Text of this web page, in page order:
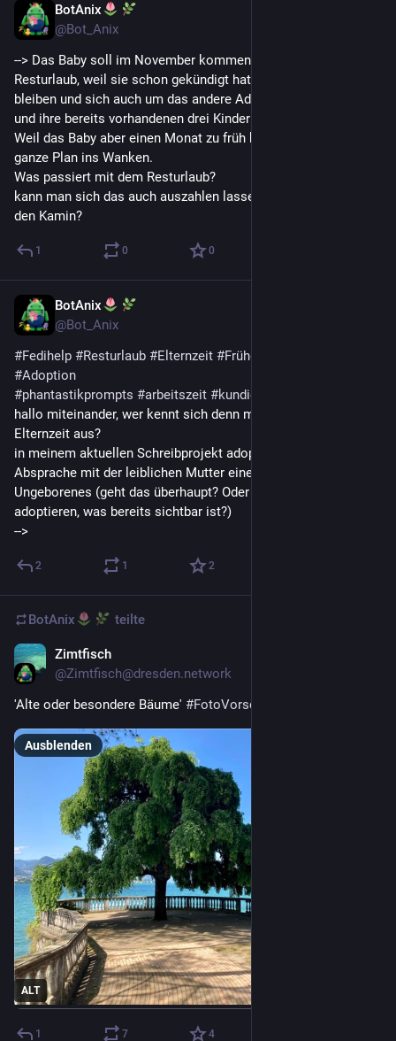
BotAnix
@Bot_Anix
--> Das Baby soll im November kommen und sie nimmt ihren
Resturlaub, weil sie schon gekündigt hat, um zuhause zu
bleiben und sich auch um das andere Adoptivschwesterchen
und ihre bereits vorhandenen drei Kinder zu kümmern.
Weil das Baby aber einen Monat zu früh kommt, gerät der
ganze Plan ins Wanken.
Was passiert mit dem Resturlaub?
kann man sich das auch auszahlen lassen oder geht es durch
den Kamin?
1 0 0
BotAnix
@Bot_Anix
#Fedihelp #Resturlaub #Elternzeit #Frühgeburt
#Adoption
#phantastikprompts #arbeitszeit #kundigung
hallo miteinander, wer kennt sich denn mit Resturlaub vor
Elternzeit aus?
in meinem aktuellen Schreibprojekt adoptiert eine Frau in
Absprache mit der leiblichen Mutter eine 6jährige sowie ein
Ungeborenes (geht das überhaupt? Oder kann man nur
adoptieren, was bereits sichtbar ist?)
-->
2 1 2
BotAnix teilte
Zimtfisch
@Zimtfisch@dresden.network
'Alte oder besondere Bäume' #FotoVorschlag
ALT
Ausblenden
1 7 4